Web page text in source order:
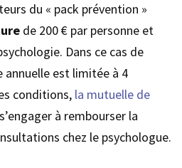
du « pack prévention »
de 200 € par personne et
Dans ce cas de
annuelle est limitée à 4
conditions, la mutuelle de
à rembourser la
chez le psychologue.